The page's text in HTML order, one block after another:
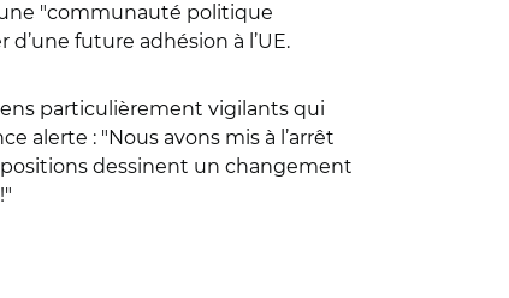
"communauté politique
future adhésion à l’UE.
particulièrement vigilants qui
alerte : "Nous avons mis à l’arrêt
dessinent un changement